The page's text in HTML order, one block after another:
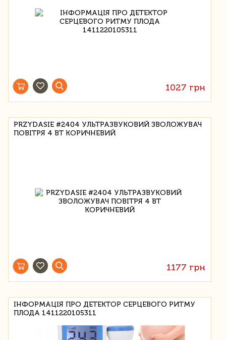
1027 грн
PRZYDASIE #2404 УЛЬТРАЗВУКОВИЙ ЗВОЛОЖУВАЧ
ПОВІТРЯ 4 ВТ КОРИЧНЕВИЙ
1177 грн
ІНФОРМАЦІЯ ПРО ДЕТЕКТОР СЕРЦЕВОГО РИТМУ
ПЛОДА 1411220105311